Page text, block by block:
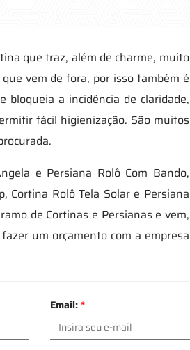
que traz, além de charme, muito
vem de fora, por isso também é
a incidência de claridade,
fácil higienização. São muitos
e Persiana Rolô Com Bando,
Cortina Rolô Tela Solar e Persiana
de Cortinas e Persianas e vem,
um orçamento com a empresa
Email:*